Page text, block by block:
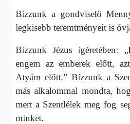
Bízzunk a gondviselő
legkisebb teremtményeit is
Bízzunk Jézus ígéretében:
engem az emberek előtt,
Atyám előtt.” Bízzunk a
más alkalommal mondta,
mert a Szentlélek meg fog
minket.